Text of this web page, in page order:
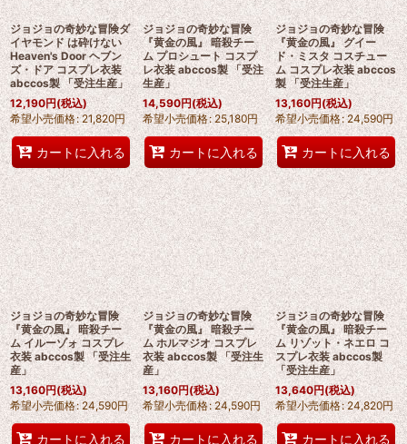
ジョジョの奇妙な冒険ダ
イヤモンド は砕けない
Heaven's Door ヘブン
ズ・ドア コスプレ衣装
abccos製 「受注生産」
12,190円(税込)
希望小売価格: 21,820円
カートに入れる
ジョジョの奇妙な冒険
『黄金の風』 暗殺チー
ム プロシュート コスプ
レ衣装 abccos製 「受注
生産」
14,590円(税込)
希望小売価格: 25,180円
カートに入れる
ジョジョの奇妙な冒険
『黄金の風』 グイー
ド・ミスタ コスチュー
ム コスプレ衣装 abccos
製 「受注生産」
13,160円(税込)
希望小売価格: 24,590円
カートに入れる
ジョジョの奇妙な冒険
『黄金の風』 暗殺チー
ム イルーゾォ コスプレ
衣装 abccos製 「受注生
産」
13,160円(税込)
希望小売価格: 24,590円
カートに入れる
ジョジョの奇妙な冒険
『黄金の風』 暗殺チー
ム ホルマジオ コスプレ
衣装 abccos製 「受注生
産」
13,160円(税込)
希望小売価格: 24,590円
カートに入れる
ジョジョの奇妙な冒険
『黄金の風』 暗殺チー
ム リゾット・ネエロ コ
スプレ衣装 abccos製
「受注生産」
13,640円(税込)
希望小売価格: 24,820円
カートに入れる